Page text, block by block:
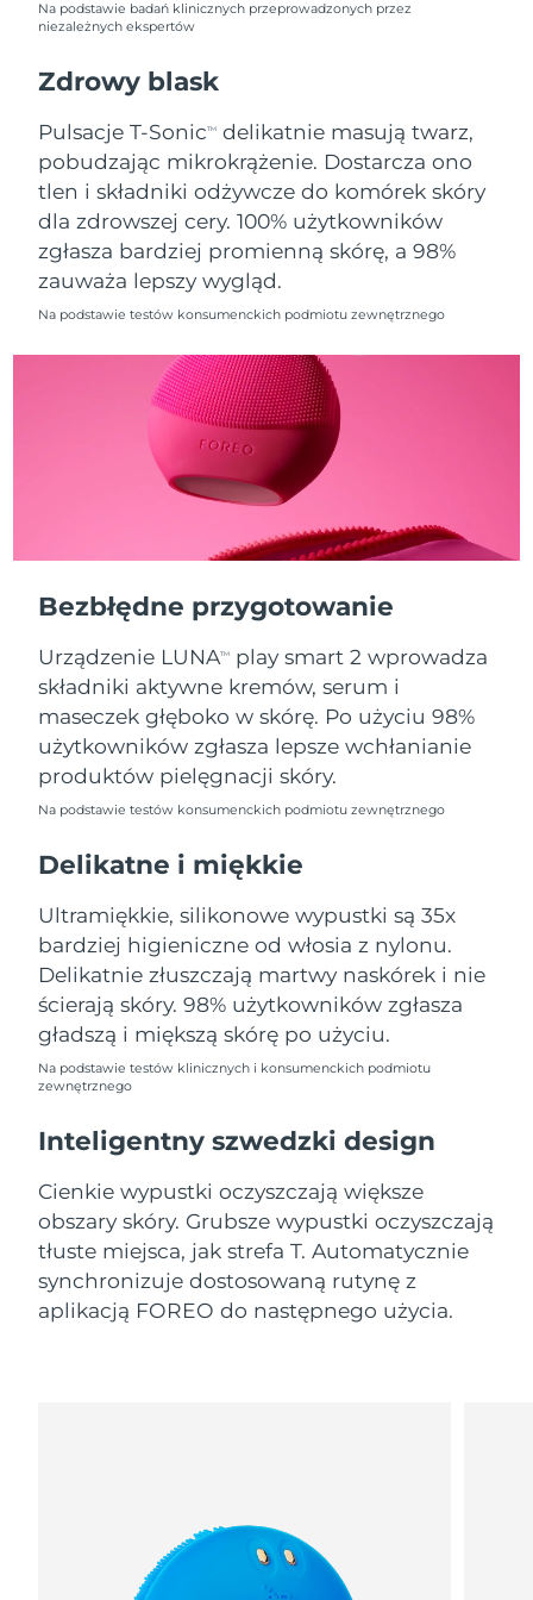
Na podstawie badań klinicznych przeprowadzonych przez
niezależnych ekspertów
Zdrowy blask
Pulsacje T-SonicTM
delikatnie masują twarz,
pobudzając mikrokrążenie. Dostarcza ono
tlen i składniki odżywcze do komórek skóry
dla zdrowszej cery. 100% użytkowników
zgłasza bardziej promienną skórę, a 98%
zauważa lepszy wygląd.
Na podstawie testów konsumenckich podmiotu zewnętrznego
Bezbłędne przygotowanie
Urządzenie LUNATM
play smart 2 wprowadza
składniki aktywne kremów, serum i
maseczek głęboko w skórę. Po użyciu 98%
użytkowników zgłasza lepsze wchłanianie
produktów pielęgnacji skóry.
Na podstawie testów konsumenckich podmiotu zewnętrznego
Delikatne i miękkie
Ultramiękkie, silikonowe wypustki są 35x
bardziej higieniczne od włosia z nylonu.
Delikatnie złuszczają martwy naskórek i nie
ścierają skóry. 98% użytkowników zgłasza
gładszą i miększą skórę po użyciu.
Na podstawie testów klinicznych i konsumenckich podmiotu
zewnętrznego
Inteligentny szwedzki design
Cienkie wypustki oczyszczają większe
obszary skóry. Grubsze wypustki oczyszczają
tłuste miejsca, jak strefa T. Automatycznie
synchronizuje dostosowaną rutynę z
aplikacją FOREO do następnego użycia.
Nowa Zelandia
Oczekiwany czas dostawy
9/8/26
Norwegia
Oczekiwany czas dostawy
Oman
Oczekiwany czas dostawy
12/8/26
Oczekiwany czas dostawy
Oczekiwany czas dostawy
Portoryko
Oczekiwany czas dostawy
Oczekiwany czas dostawy
Reunion
Oczekiwany czas dostawy
14/8/26
Rumunia
Oczekiwany czas dostawy
Arabia Saudyjska
Oczekiwany czas dostawy
10/8/26
Singapur
Oczekiwany czas dostawy
11/8/26
Słowacja
Oczekiwany czas dostawy
Słowenia
Republika
Południowej Afryki
Oczekiwany czas dostawy
17/8/26
Korea Południowa
Oczekiwany czas dostawy
Oczekiwany czas dostawy